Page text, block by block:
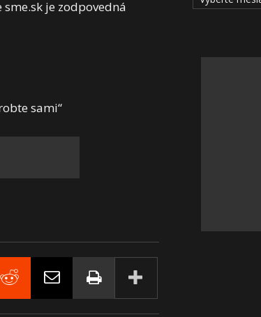
sme.sk je zodpovedná
sami“